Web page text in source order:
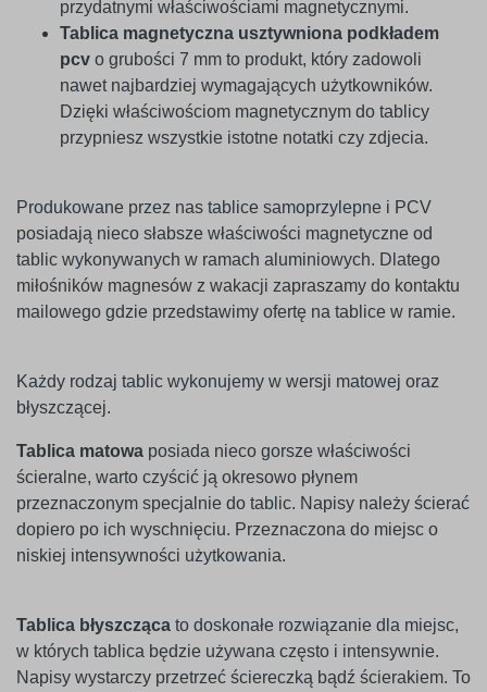
przydatnymi właściwościami magnetycznymi.
Tablica magnetyczna usztywniona podkładem
pcv o grubości 7 mm to produkt, który zadowoli
nawet najbardziej wymagających użytkowników.
Dzięki właściwościom magnetycznym do tablicy
przypniesz wszystkie istotne notatki czy zdjecia.
Produkowane przez nas tablice samoprzylepne i PCV
posiadają nieco słabsze właściwości magnetyczne od
tablic wykonywanych w ramach aluminiowych. Dlatego
miłośników magnesów z wakacji zapraszamy do kontaktu
mailowego gdzie przedstawimy ofertę na tablice w ramie.
Każdy rodzaj tablic wykonujemy w wersji matowej oraz
błyszczącej.
Tablica matowa posiada nieco gorsze właściwości
ścieralne, warto czyścić ją okresowo płynem
przeznaczonym specjalnie do tablic. Napisy należy ścierać
dopiero po ich wyschnięciu. Przeznaczona do miejsc o
niskiej intensywności użytkowania.
Tablica błyszcząca to doskonałe rozwiązanie dla miejsc,
w których tablica będzie używana często i intensywnie.
Napisy wystarczy przetrzeć ściereczką bądź ścierakiem. To